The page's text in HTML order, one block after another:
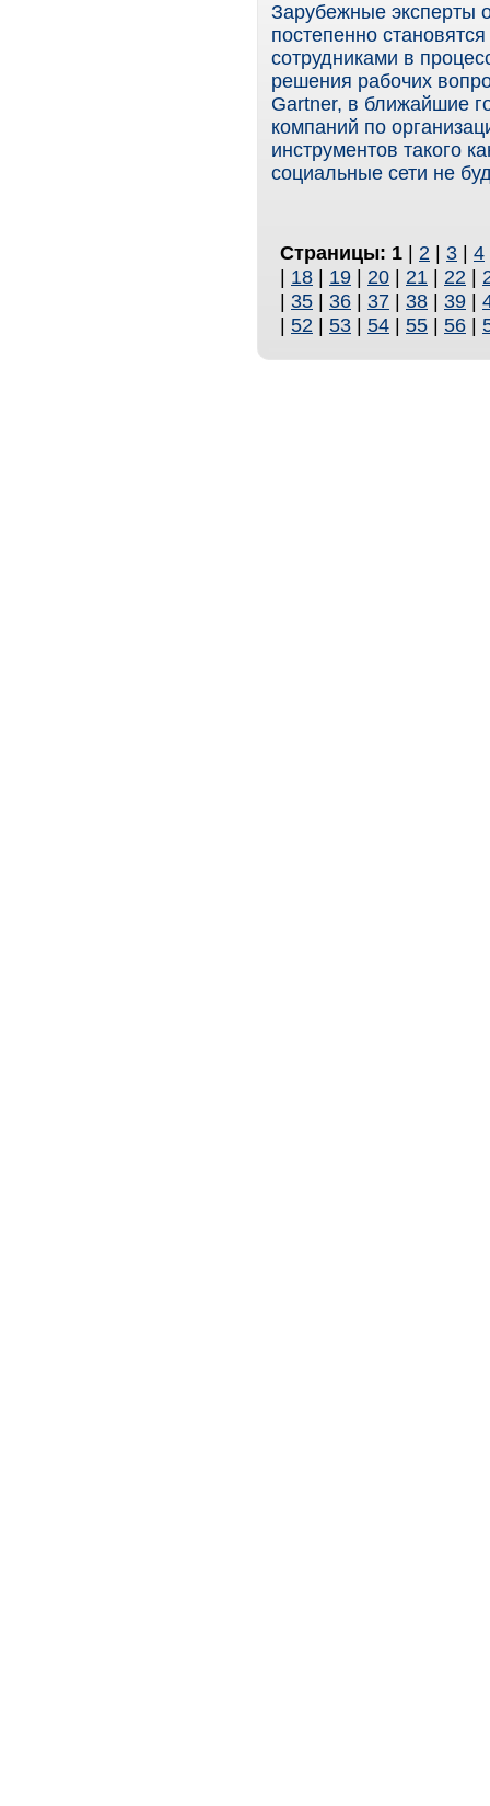
Зарубежные эксперты
постепенно
сотрудниками в
решения рабочих
Gartner, в ближайшие
компаний по
инструментов такого
социальные сети не
Страницы: 1 | 2 | 3 | 4
| 18 | 19 | 20 | 21 | 22 |
| 35 | 36 | 37 | 38 | 39 |
| 52 | 53 | 54 | 55 | 56 |